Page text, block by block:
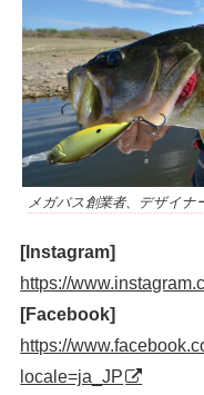
メガバス創業者、デザイナ
[Instagram]
https://
[Facebook]
https://
locale=ja_JP